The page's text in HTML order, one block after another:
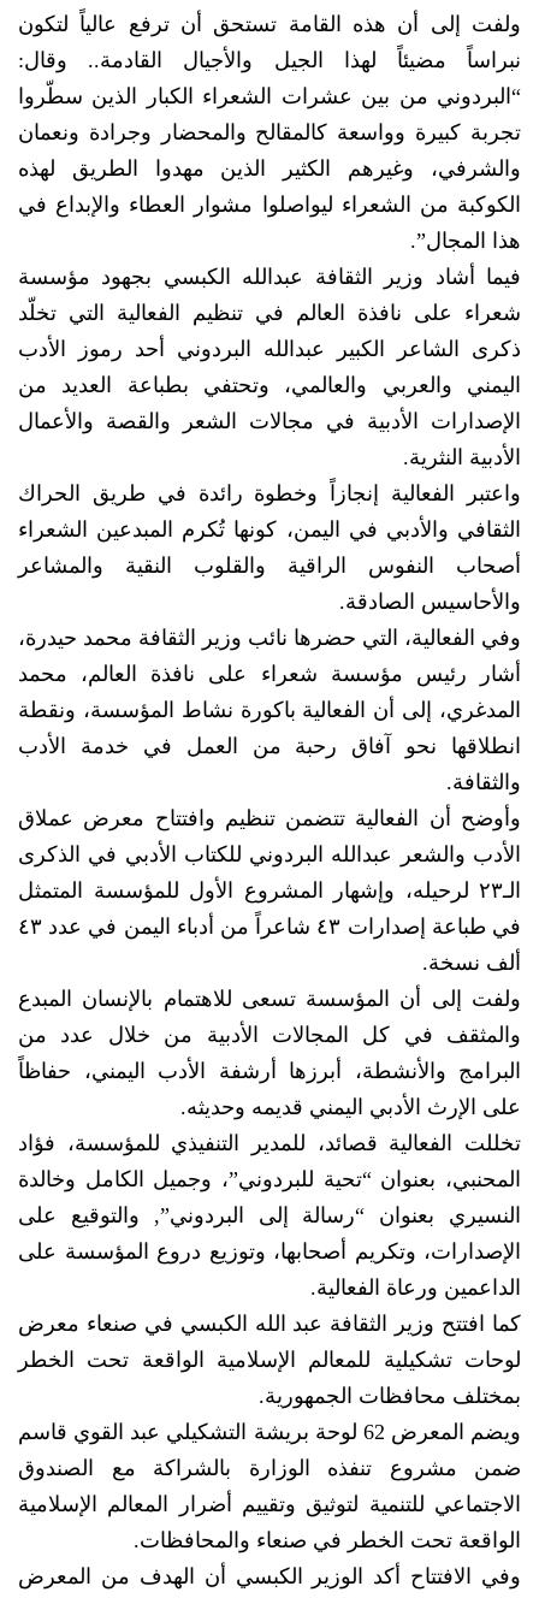
ولفت إلى أن هذه القامة تستحق أن ترفع عالياً لتكون
نبراساً مضيئاً لهذا الجيل والأجيال القادمة.. وقال:
“البردوني من بين عشرات الشعراء الكبار الذين سطّروا
تجربة كبيرة وواسعة كالمقالح والمحضار وجرادة ونعمان
والشرفي، وغيرهم الكثير الذين مهدوا الطريق لهذه
الكوكبة من الشعراء ليواصلوا مشوار العطاء والإبداع في
هذا المجال”.
فيما أشاد وزير الثقافة عبدالله الكبسي بجهود مؤسسة
شعراء على نافذة العالم في تنظيم الفعالية التي تخلّد
ذكرى الشاعر الكبير عبدالله البردوني أحد رموز الأدب
اليمني والعربي والعالمي، وتحتفي بطباعة العديد من
الإصدارات الأدبية في مجالات الشعر والقصة والأعمال
الأدبية النثرية.
واعتبر الفعالية إنجازاً وخطوة رائدة في طريق الحراك
الثقافي والأدبي في اليمن، كونها تُكرم المبدعين الشعراء
أصحاب النفوس الراقية والقلوب النقية والمشاعر
والأحاسيس الصادقة.
وفي الفعالية، التي حضرها نائب وزير الثقافة محمد حيدرة،
أشار رئيس مؤسسة شعراء على نافذة العالم، محمد
المدغري، إلى أن الفعالية باكورة نشاط المؤسسة، ونقطة
انطلاقها نحو آفاق رحبة من العمل في خدمة الأدب
والثقافة.
وأوضح أن الفعالية تتضمن تنظيم وافتتاح معرض عملاق
الأدب والشعر عبدالله البردوني للكتاب الأدبي في الذكرى
الـ٢٣ لرحيله، وإشهار المشروع الأول للمؤسسة المتمثل
في طباعة إصدارات ٤٣ شاعراً من أدباء اليمن في عدد ٤٣
ألف نسخة.
ولفت إلى أن المؤسسة تسعى للاهتمام بالإنسان المبدع
والمثقف في كل المجالات الأدبية من خلال عدد من
البرامج والأنشطة، أبرزها أرشفة الأدب اليمني، حفاظاً
على الإرث الأدبي اليمني قديمه وحديثه.
تخللت الفعالية قصائد، للمدير التنفيذي للمؤسسة، فؤاد
المحنبي، بعنوان “تحية للبردوني”، وجميل الكامل وخالدة
النسيري بعنوان “رسالة إلى البردوني”, والتوقيع على
الإصدارات، وتكريم أصحابها، وتوزيع دروع المؤسسة على
الداعمين ورعاة الفعالية.
كما افتتح وزير الثقافة عبد الله الكبسي في صنعاء معرض
لوحات تشكيلية للمعالم الإسلامية الواقعة تحت الخطر
بمختلف محافظات الجمهورية.
ويضم المعرض 62 لوحة بريشة التشكيلي عبد القوي قاسم
ضمن مشروع تنفذه الوزارة بالشراكة مع الصندوق
الاجتماعي للتنمية لتوثيق وتقييم أضرار المعالم الإسلامية
الواقعة تحت الخطر في صنعاء والمحافظات.
وفي الافتتاح أكد الوزير الكبسي أن الهدف من المعرض